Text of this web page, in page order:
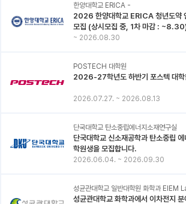
한양대학교 ERICA -
2026 한양대학교 ERICA 청년도약
모집 (상시모집 중, 1차 마감 :
~ 2026.08.30
POSTECH 대학원
2026-27학년도 하반기 포스텍 대학
2026.07.27. ~ 2026.08.13
단국대학교 탄소중립에너지소재연구실
단국대학교 신소재공학과 탄소중립
학원생을 모집합니다.
2026.06.04. ~ 2026.09.30
성균관대학교 일반대학원 화학과 EIEM
성균관대학교 화학과에서 이차전지